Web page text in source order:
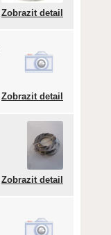
Zobrazit detail
Zobrazit detail
Zobrazit detail